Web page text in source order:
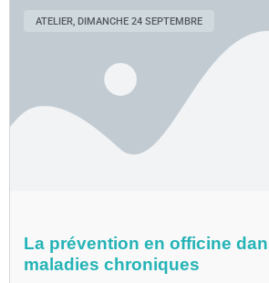
ATELIER, DIMANCHE 24 SEPTEMBRE
La prévention en officine
maladies chroniques